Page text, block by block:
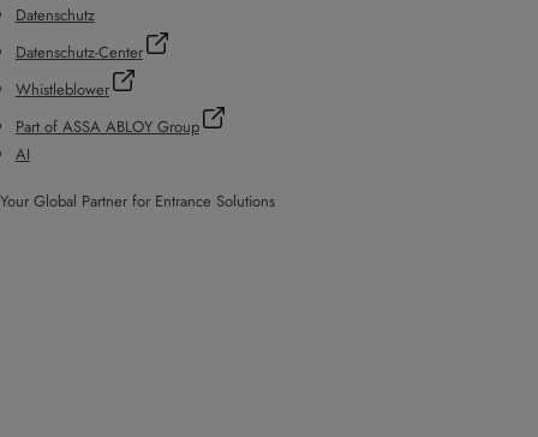
Datenschutz
Datenschutz-Center
Whistleblower
Part of ASSA ABLOY Group
AI
Your Global Partner for Entrance Solutions